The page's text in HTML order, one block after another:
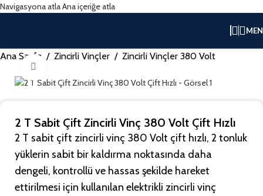
Navigasyona atlaAna içeriğe atla
Ana Sayfa / Zincirli Vinçler / Zincirli Vinçler 380 Volt
2 T Sabit Çift Zincirli Vinç 380 Volt Çift Hızlı
2 T sabit çift zincirli vinç 380 Volt çift hızlı, 2 tonluk
yüklerin sabit bir kaldırma noktasında daha
dengeli, kontrollü ve hassas şekilde hareket
ettirilmesi için kullanılan elektrikli zincirli vinç